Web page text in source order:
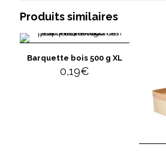
Produits similaires
Barquette bois 500 g XL
0,19€